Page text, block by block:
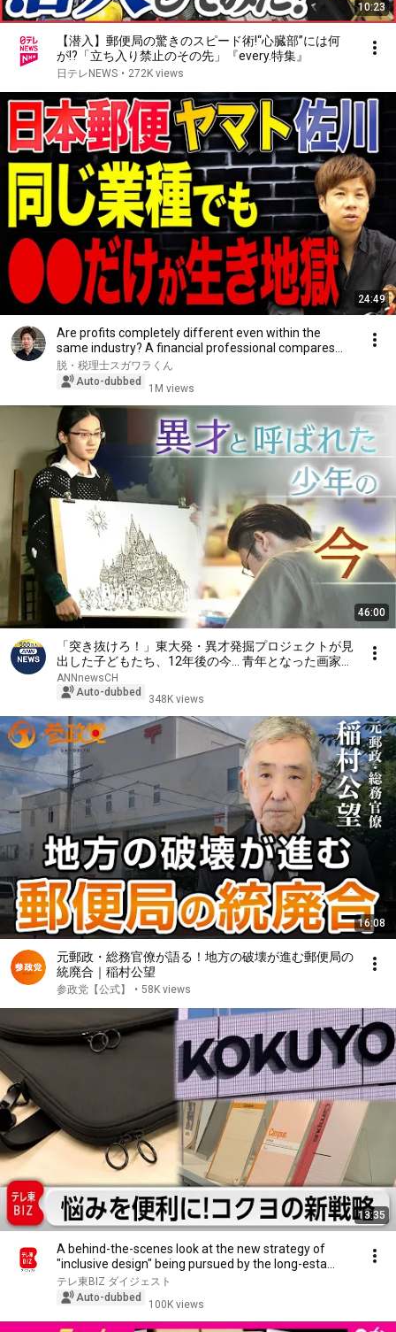
10:23
【潜入】郵便局の驚きのスピード術!“心臓部”には何
が!?「立ち入り禁止のその先」『every.特集』
日テレNEWS • 272K views
24:49
Are profits completely different even within the
same industry? A financial professional compares...
脱・税理士スガワラくん
Auto-dubbed
1M views
46:00
「突き抜けろ！」東大発・異才発掘プロジェクトが見
出した子どもたち、12年後の今… 青年となった画家は
苦悩していた【テレメンタリーPlus】
ANNnewsCH
Auto-dubbed
348K views
16:08
元郵政・総務官僚が語る！地方の破壊が進む郵便局の
統廃合｜稲村公望
参政党【公式】 • 58K views
13:35
A behind-the-scenes look at the new strategy of
"inclusive design" being pursued by the long-esta...
テレ東BIZ ダイジェスト
Auto-dubbed
100K views